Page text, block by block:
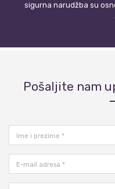
sigurna narudžba su
Pošaljite nam